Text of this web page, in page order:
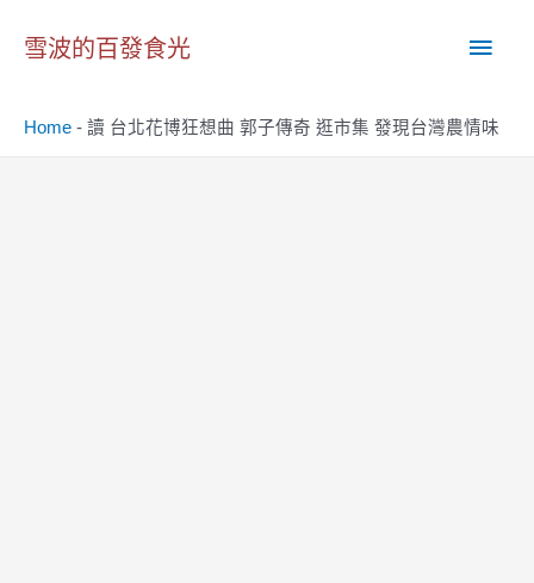
雪波的百發食光
主
Home - 讀 台北花博狂想曲 郭子傳奇 逛市集 發現台灣農情味